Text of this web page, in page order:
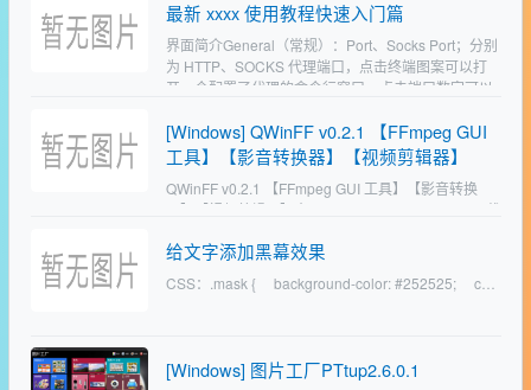
文件的提供数量空文件 - 在整…
最新 xxxx 使用教程快速入门篇
界面简介General（常规）：Port、Socks Port；分别
为 HTTP、SOCKS 代理端口，点击终端图案可以打
开一个配置了代理的命令行窗口，点击端口数字可以
[Windows] QWinFF v0.2.1 【FFmpeg GUI
工具】【影音转换器】【视频剪辑器】
QWinFF v0.2.1 【FFmpeg GUI 工具】【影音转换
器】【视频剪辑器】官网：http://qwinff.github.io/下载
给文字添加黑幕效果
CSS：.mask { background-color: #252525; c…
[Windows] 图片工厂PTtup2.6.0.1